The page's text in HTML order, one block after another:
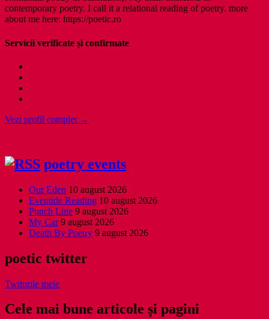
contemporary poetry. I call it a relational reading of poetry. more
about me here: https://poetic.ro
Servicii verificate și confirmate
Vezi profil complet →
poetry events
Our Eden 10 august 2026
Eventide Reading 10 august 2026
Punch Line 9 august 2026
My Car 9 august 2026
Death By Poetry 9 august 2026
poetic twitter
Twiturile mele
Cele mai bune articole și pagini